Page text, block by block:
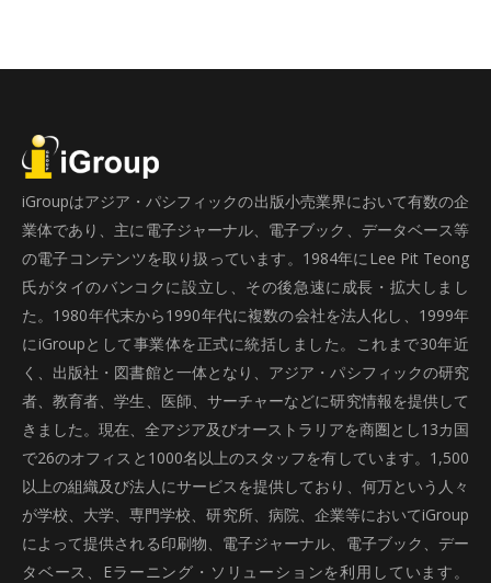
iGroupはアジア・パシフィックの出版小売業界において有数の企
業体であり、主に電子ジャーナル、電子ブック、データベース等
の電子コンテンツを取り扱っています。1984年にLee Pit Teong
氏がタイのバンコクに設立し、その後急速に成長・拡大しまし
た。1980年代末から1990年代に複数の会社を法人化し、1999年
にiGroupとして事業体を正式に統括しました。これまで30年近
く、出版社・図書館と一体となり、アジア・パシフィックの研究
者、教育者、学生、医師、サーチャーなどに研究情報を提供して
きました。現在、全アジア及びオーストラリアを商圏とし13カ国
で26のオフィスと1000名以上のスタッフを有しています。1,500
以上の組織及び法人にサービスを提供しており、何万という人々
が学校、大学、専門学校、研究所、病院、企業等においてiGroup
によって提供される印刷物、電子ジャーナル、電子ブック、デー
タベース、Eラーニング・ソリューションを利用しています。